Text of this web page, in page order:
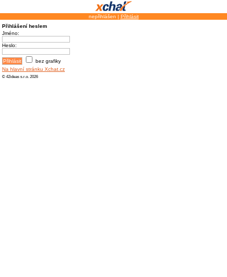
nepřihlášen | Přihlásit
Přihlášení heslem
Jméno:
Heslo:
bez grafiky
Na hlavní stránku Xchat.cz
© 42ideas s.r.o. 2026